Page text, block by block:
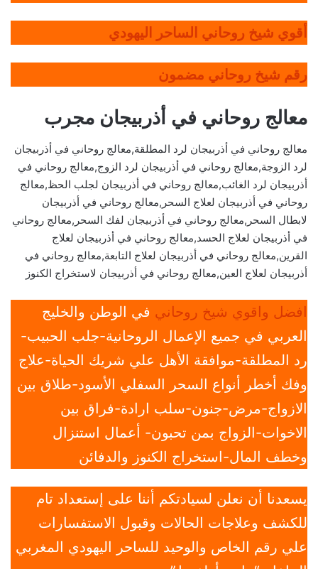
أقوي شيخ روحاني الساحر اليهودي
رقم شيخ روحاني مضمون
معالج روحاني في أذربيجان مجرب
معالج روحاني في أذربيجان لرد المطلقة,معالج روحاني في أذربيجان
لرد الزوجة,معالج روحاني في أذربيجان لرد الزوج,معالج روحاني في
أذربيجان لرد الغائب,معالج روحاني في أذربيجان لجلب الحظ,معالج
روحاني في أذربيجان لعلاج السحر,معالج روحاني في أذربيجان
لابطال السحر,معالج روحاني في أذربيجان لفك السحر,معالج روحاني
في أذربيجان لعلاج الحسد,معالج روحاني في أذربيجان لعلاج
القرين,معالج روحاني في أذربيجان لعلاج التابعة,معالج روحاني في
أذربيجان لعلاج العين,معالج روحاني في أذربيجان لاستخراج الكنوز
افضل واقوي شيخ روحاني في الوطن والخليج
العربي في جميع الإعمال الروحانية-جلب الحبيب-
رد المطلقة-موافقة الأهل علي شريك الحياة-علاج
وفك أخطر أنواع السحر السفلي الأسود-طلاق بين
الازواج-مرض-جنون-سلب ارادة-فراق بين
الاخوات-الزواج بمن تحبون- أعمال استنزال
وخطف المال-استخراج الكنوز والدفائن
يسعدنا أن نعلن لسيادتكم أننا على إستعداد تام
للكشف وعلاجات الحالات وقبول الاستفسارات
علي رقم الخاص والوحيد للساحر اليهودي المغربي